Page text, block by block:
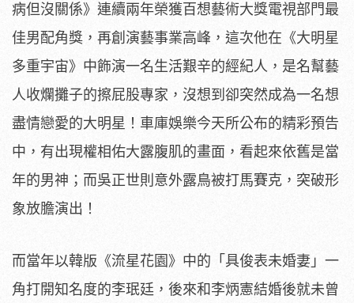
病但沒關係》 連續兩年榮獲百想藝術大獎電視部門最
佳男配角獎， 再創演藝事業高峰，這次他在《大明星
多重宇宙》 中飾演一名生活艱辛的經紀人，是名幫藝
人收爛攤子的擦屁股專家， 沒想到卻突然成為一名想
盡情戀愛的大明星！ 車庫娛樂今天所公布的精彩預告
中，有出現權相佑大露腹肌的畫面， 看起來依舊是當
年的男神；而吳正世則意外露鳥被打馬賽克， 突破形
象放膽演出！
而當年以韓版《流星花園》中的「具俊表未婚妻」 一
角打開知名度的李珉廷， 後來和李炳憲結婚後就未曾